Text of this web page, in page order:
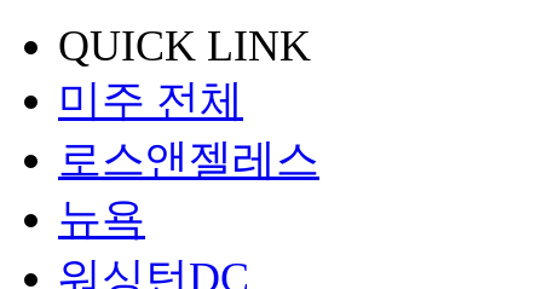
QUICK LINK
미주 전체
로스앤젤레스
뉴욕
워싱턴DC